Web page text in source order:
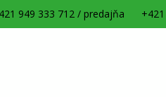
949 333 712 / predajňa